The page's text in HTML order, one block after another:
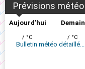
Prévisions météo
Aujourd'hui
/ °C
Demain
/ °C
Bulletin météo détaillé...